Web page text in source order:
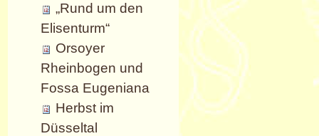
„Rund um den
Elisenturm“
Orsoyer
Rheinbogen und
Fossa Eugeniana
Herbst im
Düsseltal